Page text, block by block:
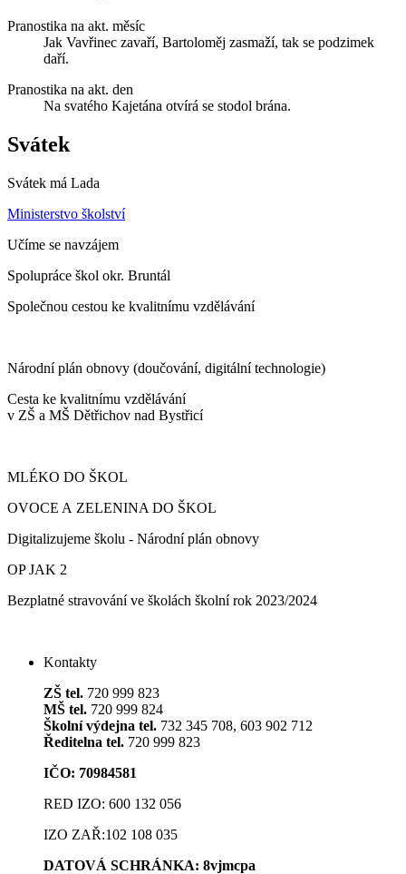
Pranostika na akt. měsíc
Jak Vavřinec zavaří, Bartoloměj zasmaží, tak se podzimek
daří.
Pranostika na akt. den
Na svatého Kajetána otvírá se stodol brána.
Svátek
Svátek má Lada
Ministerstvo školství
Učíme se navzájem
Spolupráce škol okr. Bruntál
Společnou cestou ke kvalitnímu vzdělávání
Národní plán obnovy (doučování, digitální technologie)
Cesta ke kvalitnímu vzdělávání
v ZŠ a MŠ Dětřichov nad Bystřicí
MLÉKO DO ŠKOL
OVOCE A ZELENINA DO ŠKOL
Digitalizujeme školu - Národní plán obnovy
OP JAK 2
Bezplatné stravování ve školách školní rok 2023/2024
Kontakty
ZŠ tel. 720 999 823
MŠ tel. 720 999 824
Školní výdejna tel. 732 345 708, 603 902 712
Ředitelna tel. 720 999 823
IČO: 70984581
RED IZO: 600 132 056
IZO ZAŘ:102 108 035
DATOVÁ SCHRÁNKA: 8vjmcpa